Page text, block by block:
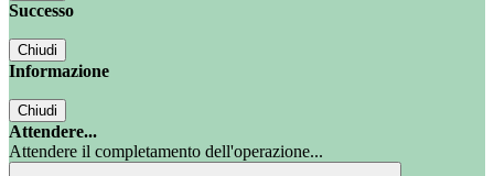
Successo
Chiudi
Informazione
Chiudi
Attendere...
Attendere il completamento dell'operazione...